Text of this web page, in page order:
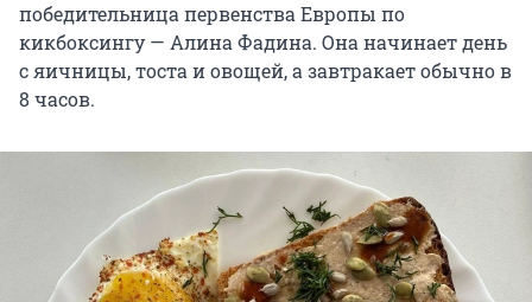
победительница первенства Европы по
кикбоксингу — Алина Фадина. Она начинает день
с яичницы, тоста и овощей, а завтракает обычно в
8 часов.